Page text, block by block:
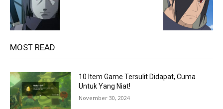
MOST READ
10 Item Game Tersulit Didapat, Cuma
Untuk Yang Niat!
November 30, 2024